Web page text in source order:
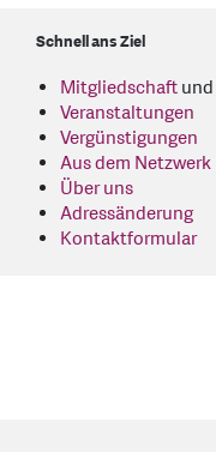
Schnell ans Ziel
Mitgliedschaftund
Veranstaltungen
Vergünstigungen
Aus dem Netzwerk
Über uns
Adressänderung
Kontaktformular